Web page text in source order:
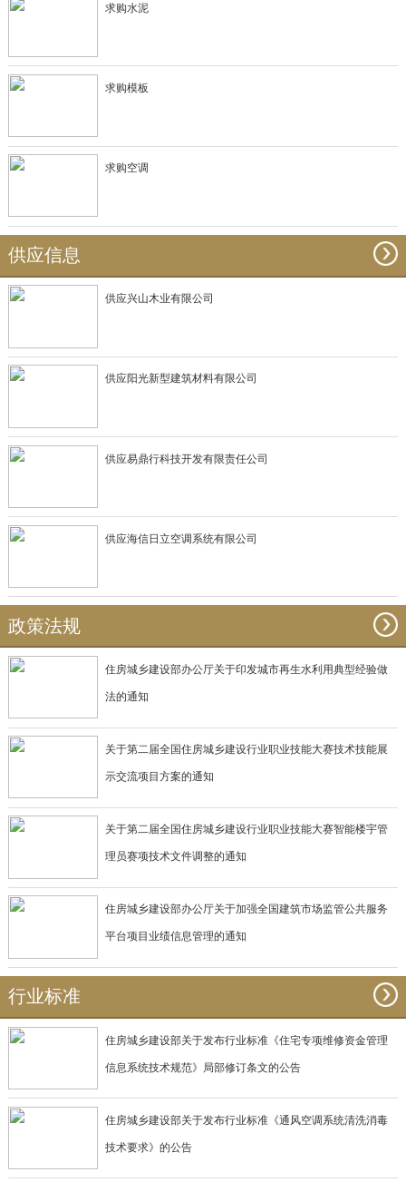
求购水泥
求购模板
求购空调
供应信息
供应兴山木业有限公司
供应阳光新型建筑材料有限公司
供应易鼎行科技开发有限责任公司
供应海信日立空调系统有限公司
政策法规
住房城乡建设部办公厅关于印发城市再生水利用典型经验做
法的通知
关于第二届全国住房城乡建设行业职业技能大赛技术技能展
示交流项目方案的通知
关于第二届全国住房城乡建设行业职业技能大赛智能楼宇管
理员赛项技术文件调整的通知
住房城乡建设部办公厅关于加强全国建筑市场监管公共服务
平台项目业绩信息管理的通知
行业标准
住房城乡建设部关于发布行业标准《住宅专项维修资金管理
信息系统技术规范》局部修订条文的公告
住房城乡建设部关于发布行业标准《通风空调系统清洗消毒
技术要求》的公告